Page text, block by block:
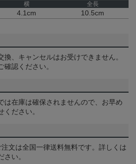
横 全長
4.1cm 10.5cm
、キャンセルはお受けできません。
確認ください。
は在庫は確保されませんので、お早め
ださい。
文は全国一律送料無料です。詳しくは
さい。